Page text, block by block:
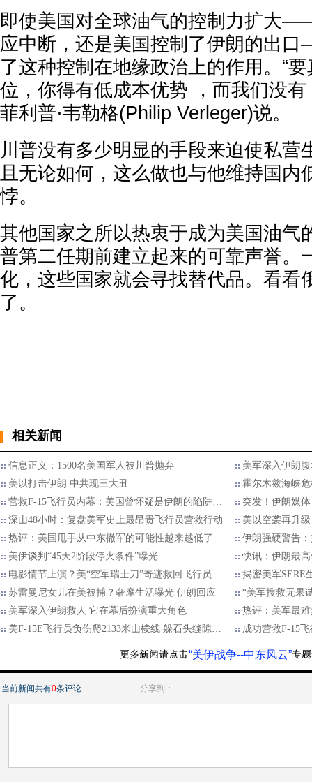
即使美国对全球油气的控制力扩大
应中断，还是美国控制了伊朗的出
了这种控制在地缘政治上的作用。“
位，你得有低成本优势 ，而我们没有
菲利普·韦勒格(Philip Verleger)说。
川普没有多少明显的手段来迫使私营
且无论如何，这么做也与他维持国内
悖。
其他国家之所以热衷于成为美国油气
普第二任期前建立起来的可靠声誉。
化，这些国家就会寻找替代品。看看
了。
相关新闻
信息正义：1500名美国军人被川普抛弃
美军深入伊朗
美以打击伊朗 中共现三大丑
霍尔木兹海峡
营救F-15飞行员内幕：美国曾怀疑是伊朗的陷阱…
突发！伊朗媒
深山48小时：复盘美军史上最昂贵飞行员营救行动
美以空袭再升
热评：美国甩手从中东撤军的可能性越来越低了
伊朗强硬警告
美伊谈判“45天2阶段停火条件”曝光
快讯：伊朗最
电影情节上演？美“空军瑞士刀”奇迹救回飞行员
揭密美军SERE
苏雷曼尼女儿在美被捕？奢摩生活曝光 伊朗回应
“美军搜救无果
美军深入伊朗救人 它在幕后扮演重大角色
热评：美军最
美F-15E飞行员负伤爬2133米山棱线 躲石头缝隙…
成功营救F-15
“美伊战争--中东风云”
当前新闻共有0条评论 分享到：